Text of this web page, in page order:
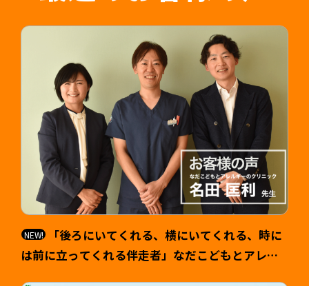
「後ろにいてくれる、横にいてくれる、時に
は前に立ってくれる伴走者」なだこどもとアレル